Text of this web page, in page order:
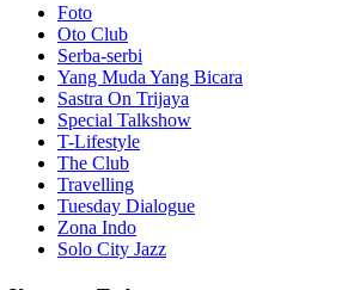
Foto
Oto Club
Serba-serbi
Yang Muda Yang Bicara
Sastra On Trijaya
Special Talkshow
T-Lifestyle
The Club
Travelling
Tuesday Dialogue
Zona Indo
Solo City Jazz